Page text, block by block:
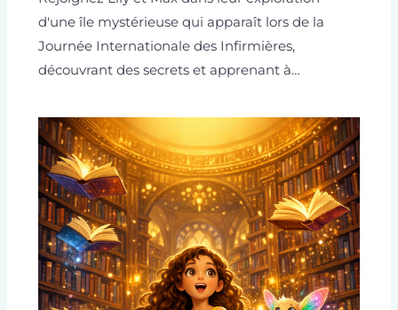
d'une île mystérieuse qui apparaît lors de la
Journée Internationale des Infirmières,
découvrant des secrets et apprenant à…